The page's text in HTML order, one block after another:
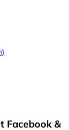
Facebook &